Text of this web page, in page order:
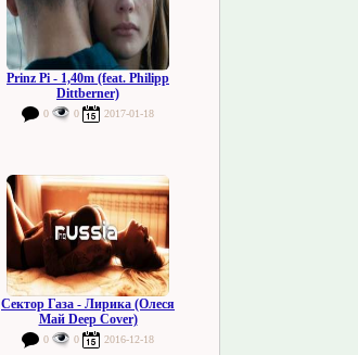
Prinz Pi - 1,40m (feat. Philipp
Dittberner)
0 0 2017-01-18
Сектор Газа - Лирика (Олеся
Май Deep Cover)
0 0 2016-12-18